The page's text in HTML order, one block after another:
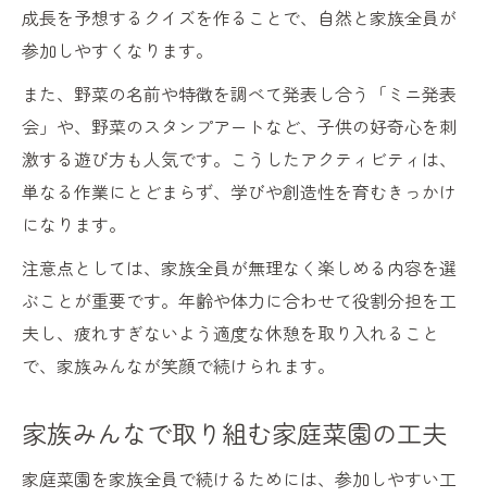
成長を予想するクイズを作ることで、自然と家族全員が
参加しやすくなります。
また、野菜の名前や特徴を調べて発表し合う「ミニ発表
会」や、野菜のスタンプアートなど、子供の好奇心を刺
激する遊び方も人気です。こうしたアクティビティは、
単なる作業にとどまらず、学びや創造性を育むきっかけ
になります。
注意点としては、家族全員が無理なく楽しめる内容を選
ぶことが重要です。年齢や体力に合わせて役割分担を工
夫し、疲れすぎないよう適度な休憩を取り入れること
で、家族みんなが笑顔で続けられます。
家族みんなで取り組む家庭菜園の工夫
家庭菜園を家族全員で続けるためには、参加しやすい工